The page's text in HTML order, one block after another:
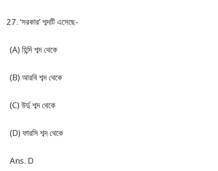
‘সরকার’ শব্দটি এসেছে-
(A) হিন্দি শব্দ থেকে
(B) আরবি শব্দ থেকে
(C) উর্দু শব্দ থেকে
(D) ফারসি শব্দ থেকে
Ans. D